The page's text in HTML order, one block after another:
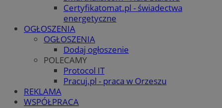
Certyfikatomat.pl - świadectwa
energetyczne
OGŁOSZENIA
OGŁOSZENIA
Dodaj ogłoszenie
POLECAMY
Protocol IT
Pracuj.pl - praca w Orzeszu
REKLAMA
WSPÓŁPRACA